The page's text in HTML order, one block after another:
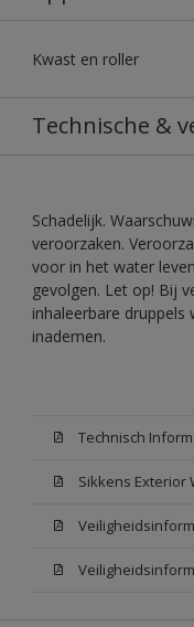
Kwast en roller
Technische &
Schadelijk.
veroorzaken.
voor in het water
gevolgen. Let op! Bij
inhaleerbare druppels
inademen.
Technisch